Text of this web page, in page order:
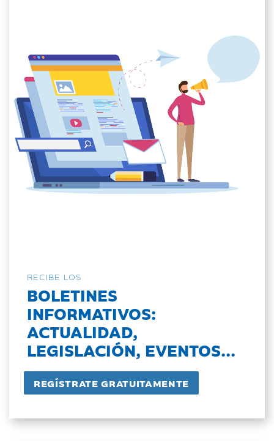
RECIBE LOS
BOLETINES
INFORMATIVOS:
ACTUALIDAD,
LEGISLACIÓN, EVENTOS...